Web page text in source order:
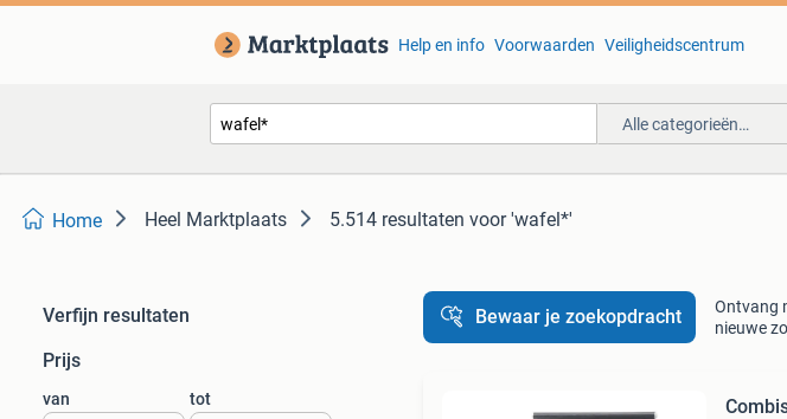
Help en info Voorwaarden Veiligheidscentrum
Alle categorieën…
Home Heel Marktplaats 5.514 resultaten voor 'wafel*'
Verfijn resultaten
Prijs
van tot
Bewaar je zoekopdracht
Ontvang
nieuwe